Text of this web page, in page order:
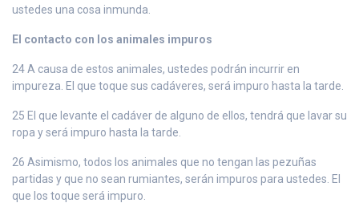
ustedes una cosa inmunda.
El contacto con los animales impuros
24 A causa de estos animales, ustedes podrán incurrir en
impureza. El que toque sus cadáveres, será impuro hasta la tarde.
25 El que levante el cadáver de alguno de ellos, tendrá que lavar su
ropa y será impuro hasta la tarde.
26 Asimismo, todos los animales que no tengan las pezuñas
partidas y que no sean rumiantes, serán impuros para ustedes. El
que los toque será impuro.